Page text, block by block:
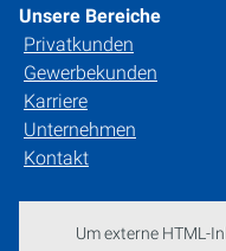
Unsere Bereiche
Privatkunden
Gewerbekunden
Karriere
Unternehmen
Kontakt
Um externe HTML-